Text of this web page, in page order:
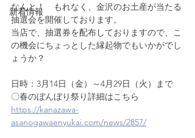
新着情報
なんと！　もれなく、金沢のお土産が当たる
抽選会を開催しております。
当店で、抽選券を配布しておりますので、こ
の機会にちょっとした縁起物でもいかがでし
ょうか？
日時：3月14日（金）～4月29日（火）まで
〇春のぼんぼり祭り詳細はこちら
https://kanazawa-
asanogawaenyukai.com/news/2857/